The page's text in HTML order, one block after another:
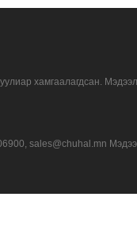
хамгаалагдсан.
sales@chuhal.mn